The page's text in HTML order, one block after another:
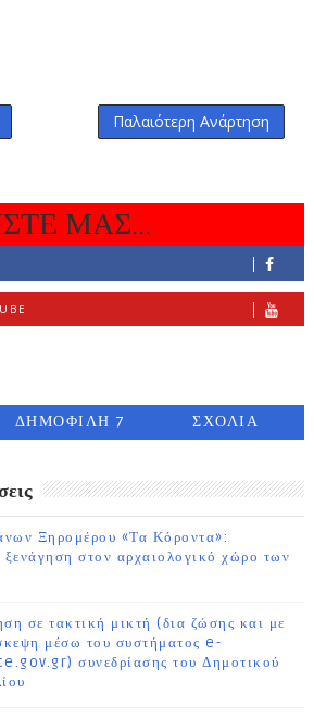
Παλαιότερη Ανάρτηση
ΜΑΣ...
ΔΗΜΟΦΙΛΗ 7
ΣΧΟΛΙΑ
Ξηρομέρου «Τα Κόροντα»:
στον αρχαιολογικό χώρο των
σε τακτική μικτή (δια ζώσης και με
μέσω του συστήματος e-
συνεδρίασης του Δημοτικού